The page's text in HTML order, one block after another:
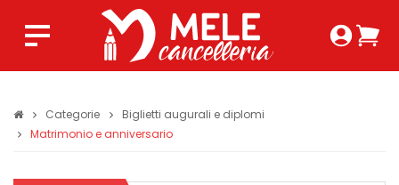
Login
Categorie
Biglietti augurali e diplomi
Matrimonio e anniversario